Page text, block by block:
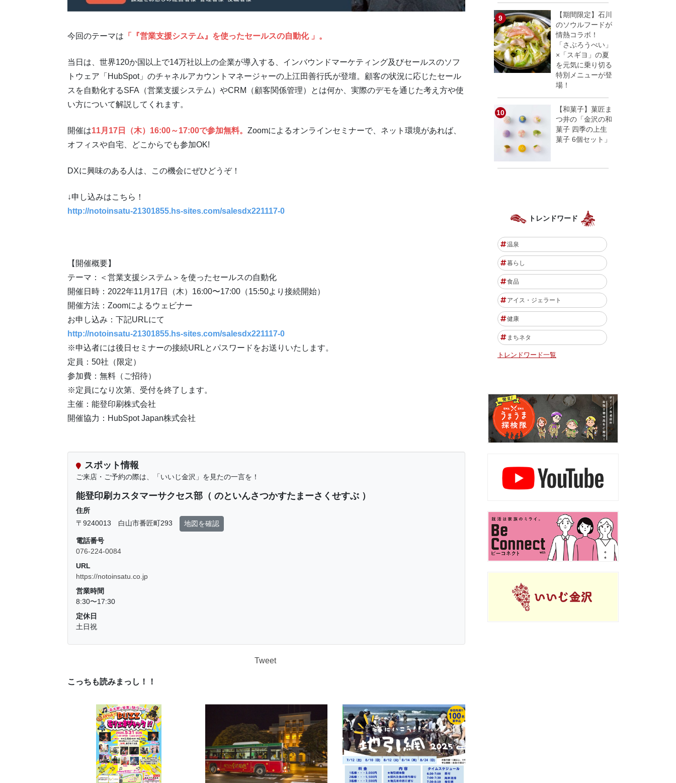
今回のテーマは 「『営業支援システム』を使ったセールスの自動化 」。
当日は、世界120か国以上で14万社以上の企業が導入する、インバウンドマーケティング及びセールスのソフ
トウェア「HubSpot」のチャネルアカウントマネージャーの上江田善行氏が登壇。顧客の状況に応じたセール
スを自動化するSFA（営業支援システム）やCRM（顧客関係管理）とは何か、実際のデモを通じた考え方や使
い方について解説してくれます。
開催は11月17日（木）16:00～17:00で参加無料。 Zoomによるオンラインセミナーで、ネット環境があれば、
オフィスや自宅、どこからでも参加OK!
DXに興味のある人は、この機会にぜひどうぞ！
↓申し込みはこちら！
http://notoinsatu-21301855.hs-sites.com/salesdx221117-0
【開催概要】
テーマ：＜営業支援システム＞を使ったセールスの自動化
開催日時：2022年11月17日（木）16:00〜17:00（15:50より接続開始）
開催方法：Zoomによるウェビナー
お申し込み：下記URLにて
http://notoinsatu-21301855.hs-sites.com/salesdx221117-0
※申込者には後日セミナーの接続URLとパスワードをお送りいたします。
定員：50社（限定）
参加費：無料（ご招待）
※定員になり次第、受付を終了します。
主催：能登印刷株式会社
開催協力：HubSpot Japan株式会社
スポット情報
ご来店・ご予約の際は、「いいじ金沢」を見たの一言を！
能登印刷カスタマーサクセス部（ のといんさつかすたまーさくせすぶ ）
住所
〒9240013 白山市番匠町293
地図を確認
電話番号
076-224-0084
URL
https://notoinsatu.co.jp
営業時間
8:30〜17:30
定休日
土日祝
Tweet
こっちも読みまっし！！
【期間限定】石川
のソウルフードが
情熱コラボ！
「さぶろうべい」
×「スギヨ」の夏
を元気に乗り切る
特別メニューが登
場！
【和菓子】菓匠ま
つ井の「金沢の和
菓子 四季の上生
菓子 6個セット」
トレンドワード
温泉
暮らし
食品
アイス・ジェラート
健康
まちネタ
トレンドワード一覧